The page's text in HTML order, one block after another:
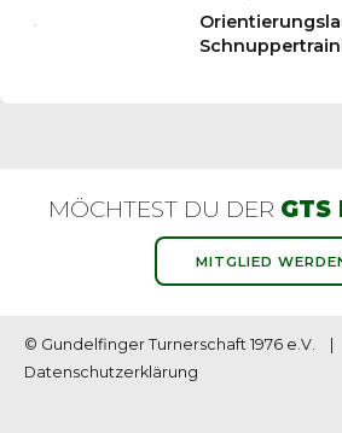
MÖCHTEST DU DER GTS
MITGLIED
© Gundelfinger Turnerschaft 1976 e.V. |
Datenschutzerklärung